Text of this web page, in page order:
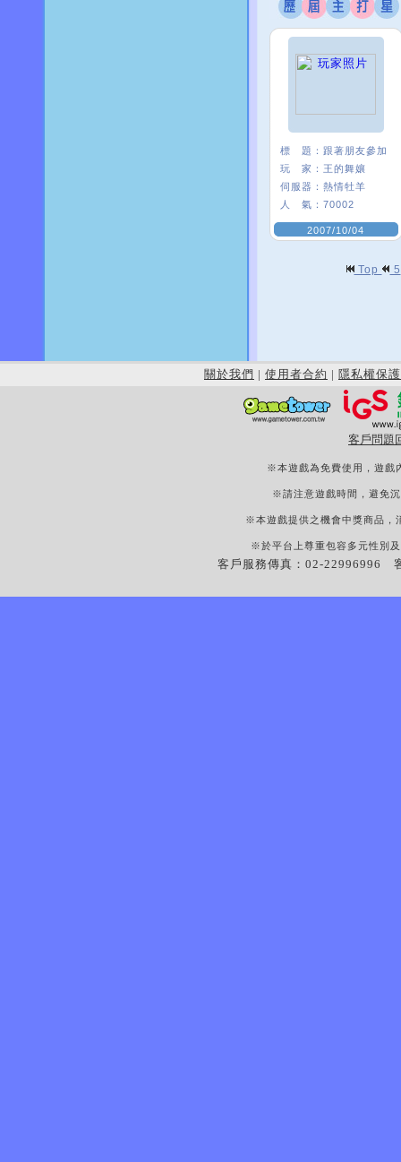
標 題： 跟著朋友參加
玩 家： 王的舞孃
伺服器： 熱情牡羊
人 氣： 70002
2007/10/04
Top 5
關於我們 | 使用者合約 | 隱私權保護
客戶問題
※本遊戲為免費使用，遊戲
※請注意遊戲時間，避免
※本遊戲提供之機會中獎商品，
※於平台上尊重包容多元性別
客戶服務傳真：02-22996996